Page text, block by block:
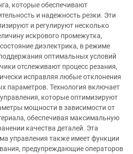
которые обеспечивают
и надежность резки. Эти
и регулируют несколько
искрового промежутка,
диэлектрика, в режиме
оптимальных условий
отслеживают процесс резания,
исправляя любые отклонения
параметров. Технология включает
которые оптимизируют
мощности в зависимости от
обеспечивая максимальную
качества деталей. Эта
управления также имеет функции
предупреждающие операторов